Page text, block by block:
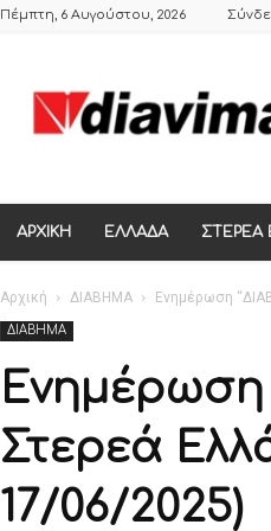
Πέμπτη, 6 Αυγούστου, 2026
ΕΒΔΟΜΑΔΙΑΙΑ
ΠΟΛΙΤΙΚΗ
ΕΛΛΑΔΑΣ,
ΘΗΒΑ
ΑΡΧΙΚΗ ΕΛΛΑΔΑ ΣΤΕΡΕΑ
Αρχική ΔΙΑΒΗΜΑ Ενημέρωση
ΔΙΑΒΗΜΑ
Ενημέρωση
Στερεά
17/06/2025)